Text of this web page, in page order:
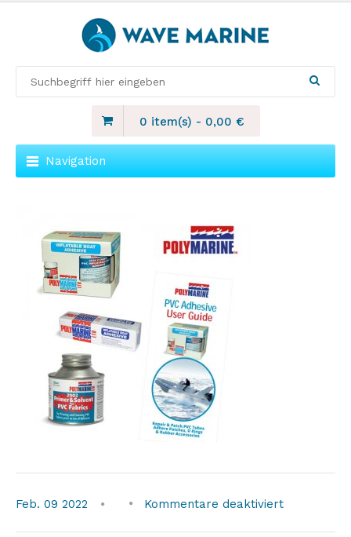
0 item(s) - 0,00 €
Navigation
Feb. 09 2022 Kommentare deaktiviertfür